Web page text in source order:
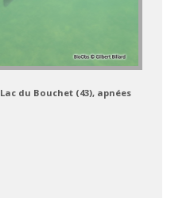
Lac du Bouchet (43), apnées